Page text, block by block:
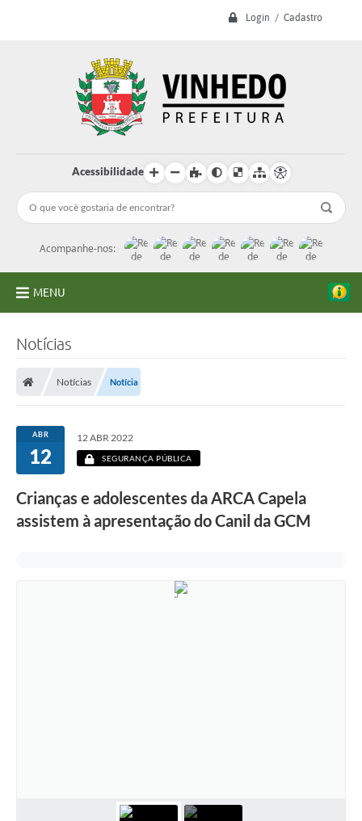
Login / Cadastro
Acessibilidade
Acompanhe-nos:
MENU
Licitações
Transparência
Concursos e Processos Seletivos
Inclusão e Acessibilidade
Sistema de Protocolo
Notícias
Notícias Notícia
ABR
12
12 ABR 2022
SEGURANÇA PÚBLICA
Crianças e adolescentes da ARCA Capela
assistem à apresentação do Canil da GCM